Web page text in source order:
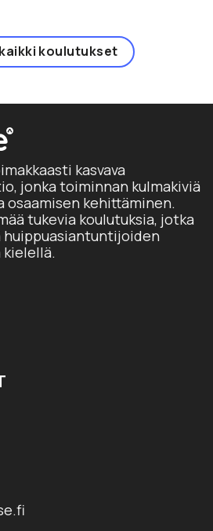
koulutukset
kasvava
jonka toiminnan kulmakiviä
osaamisen kehittäminen.
tukevia koulutuksia, jotka
kielellä.